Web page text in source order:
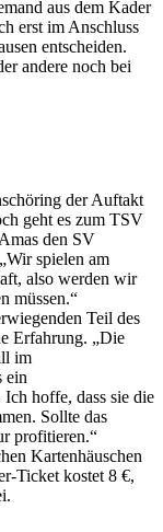
aus dem Kader
erst im Anschluss
entscheiden.
andere noch bei
der Auftakt
geht es zum TSV
den SV
spielen am
also werden wir
müssen.“
Teil des
Erfahrung. „Die
im
ein
Ich hoffe, dass sie die
Sollte das
profitieren.“
Kartenhäuschen
Ticket kostet 8 €,